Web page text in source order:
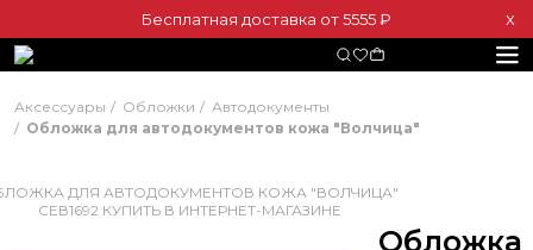
Бесплатная доставка от 5555 ₽ Х
Аксессуары Обложки
Автодокументы
Обложка для автодокументов кожа "Волчица"
Обложка